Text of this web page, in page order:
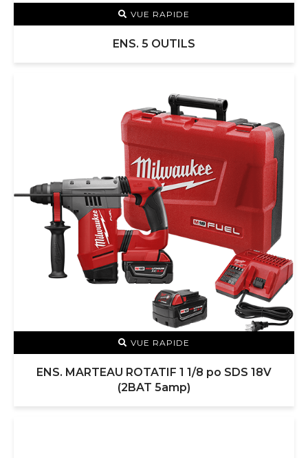
VUE RAPIDE
ENS. 5 OUTILS
VUE RAPIDE
ENS. MARTEAU ROTATIF 1 1/8 po SDS 18V
(2BAT 5amp)